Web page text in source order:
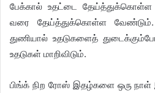
பேக்கால் உதட்டை தேய்த்துக்கொள்ள
வரை தேய்த்துக்கொள்ள
துணியால் உதடுகளைத்
உதடுகள் மாறிவிடும்.
பிங்க் நிற ரோஸ் இதழ்களை ஒரு நாள்